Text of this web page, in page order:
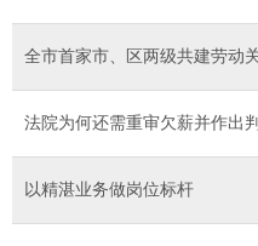
全市首家市、区两级共建劳动
法院为何还需重审欠薪并作出
以精湛业务做岗位标杆